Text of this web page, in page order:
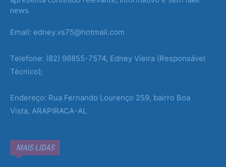
news.
Email: edney.vs75@hotmail.com
Telefone: (82) 98855-7574, Edney Vieira (Responsável
Técnico);
Endereço: Rua Fernando Lourenço 259, bairro Boa
Vista, ARAPIRACA-AL
MAIS LIDAS